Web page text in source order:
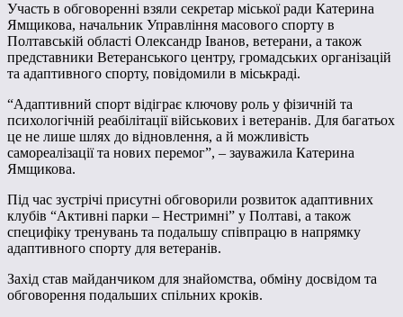
Участь в обговоренні взяли секретар міської ради Катерина
Ямщикова, начальник Управління масового спорту в
Полтавській області Олександр Іванов, ветерани, а також
представники Ветеранського центру, громадських організацій
та адаптивного спорту, повідомили в міськраді.
“Адаптивний спорт відіграє ключову роль у фізичній та
психологічній реабілітації військових і ветеранів. Для багатьох
це не лише шлях до відновлення, а й можливість
самореалізації та нових перемог”, – зауважила Катерина
Ямщикова.
Під час зустрічі присутні обговорили розвиток адаптивних
клубів “Активні парки – Нестримні” у Полтаві, а також
специфіку тренувань та подальшу співпрацю в напрямку
адаптивного спорту для ветеранів.
Захід став майданчиком для знайомства, обміну досвідом та
обговорення подальших спільних кроків.